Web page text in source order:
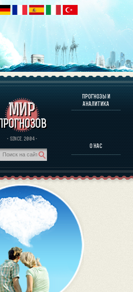
· SINCE. 2004 ·
ПРОГНОЗЫ И
АНАЛИТИКА
О НАС
О ПРОГРАММЕ
ХАРАКТЕРA ЧЕЛОВЕКА
ВЫДАЮЩИХСЯ ЛИЧНОСТЕЙ
О ПРОГРАММЕ
И АНАЛИТИКА